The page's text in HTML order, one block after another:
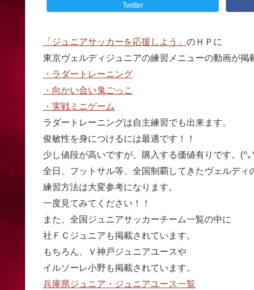
Twitter
「ジュニアサッカーを応援しよう」 のＨＰに
東京ヴェルディジュニアの練習メニューの動画が掲
・ラダートレーニング
・向かい合い鬼ごっこ
・実戦ミニゲーム
ラダートレーニングは自主練習でも出来ます。
俊敏性を身につけるには最適です！！
少し値段が高いですが、購入する価値有りです。(^
全日、フットサル等、全国制覇してきたヴェルディ
練習方法は大変参考になります。
一度見てみてください！！
また、全国ジュニアサッカーチーム一覧の中に
社ＦＣジュニアも掲載されています。
もちろん、Ｖ神戸ジュニアユースや
イルソーレ小野も掲載されています。
兵庫県ジュニア・ジュニアユース一覧